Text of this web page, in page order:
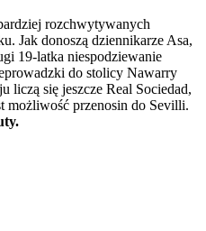
rozchwytywanych
Jak donoszą dziennikarze Asa,
19-latka niespodziewanie
do stolicy Nawarry
liczą się jeszcze Real Sociedad,
możliwość przenosin do Sevilli.